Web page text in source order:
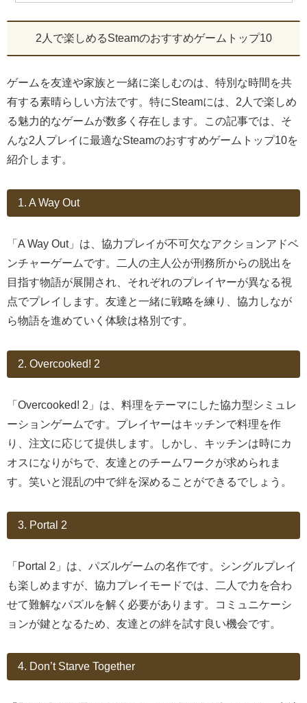
2人で楽しめるSteamのおすすめゲームトップ10
ゲームを友達や家族と一緒に楽しむのは、特別な時間を共
有する素晴らしい方法です。特にSteamには、2人で楽しめ
る魅力的なゲームが数多く存在します。この記事では、そ
んな2人プレイに最適なSteamのおすすめゲームトップ10を
紹介します。
1. A Way Out
「A Way Out」は、協力プレイが不可欠なアクションアドベ
ンチャーゲームです。二人の主人公が刑務所からの脱出を
目指す物語が展開され、それぞれのプレイヤーが異なる視
点でプレイします。友達と一緒に戦略を練り、協力しなが
ら物語を進めていく体験は格別です。
2. Overcooked! 2
「Overcooked! 2」は、料理をテーマにした協力型シミュレ
ーションゲームです。プレイヤーはキッチンで料理を作
り、注文に応じて提供します。しかし、キッチンは時にカ
オスになりがちで、友達とのチームワークが求められま
す。笑いと混乱の中で絆を深めることができるでしょう。
3. Portal 2
「Portal 2」は、パズルゲームの名作です。シングルプレイ
も楽しめますが、協力プレイモードでは、二人で力を合わ
せて難解なパズルを解く必要があります。コミュニケーシ
ョンが鍵となるため、友達との絆を試す良い機会です。
4. Don’t Starve Together